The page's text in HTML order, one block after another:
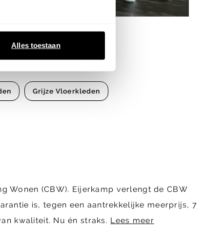
Alles toestaan
Grijze Vloerkleden
Wonen (CBW). Eijerkamp verlengt de CBW
is, tegen een aantrekkelijke meerprijs, 7
kwaliteit. Nu én straks. Lees meer